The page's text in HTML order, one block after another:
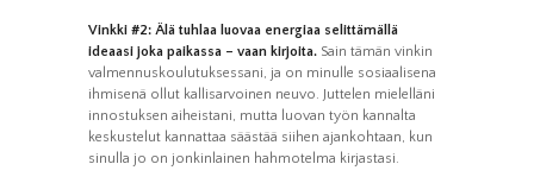
Vinkki #2: Älä tuhlaa luovaa energiaa selittämällä
ideaasi joka paikassa – vaan kirjoita. Sain tämän vinkin
valmennuskoulutuksessani, ja on minulle sosiaalisena
ihmisenä ollut kallisarvoinen neuvo. Juttelen mielelläni
innostuksen aiheistani, mutta luovan työn kannalta
keskustelut kannattaa säästää siihen ajankohtaan, kun
sinulla jo on jonkinlainen hahmotelma kirjastasi.